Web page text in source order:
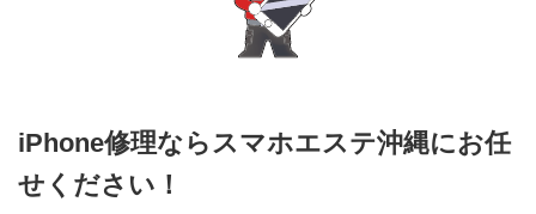
iPhone修理ならスマホエステ沖縄にお任
せください！